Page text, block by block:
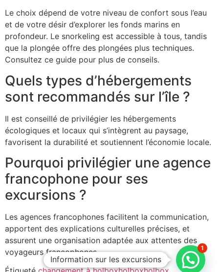
Le choix dépend de votre niveau de confort sous l’eau
et de votre désir d’explorer les fonds marins en
profondeur. Le snorkeling est accessible à tous, tandis
que la plongée offre des plongées plus techniques.
Consultez ce guide pour plus de conseils.
Quels types d’hébergements
sont recommandés sur l’île ?
Il est conseillé de privilégier les hébergements
écologiques et locaux qui s’intègrent au paysage,
favorisent la durabilité et soutiennent l’économie locale.
Pourquoi privilégier une agence
francophone pour ses
excursions ?
Les agences francophones facilitent la communication,
apportent des explications culturelles précises, et
assurent une organisation adaptée aux attentes des
voyageurs francophones.
Information sur les excursions
1